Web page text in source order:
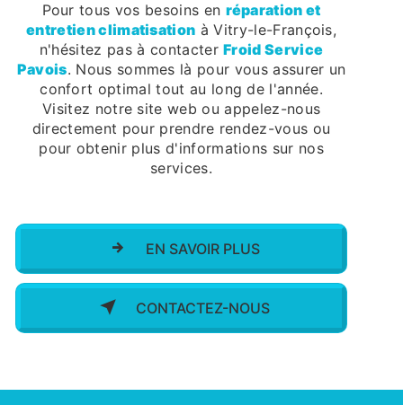
Pour tous vos besoins en réparation et
entretien climatisation à Vitry-le-François,
n'hésitez pas à contacterFroid Service
Pavois. Nous sommes là pour vous assurer un
confort optimal tout au long de l'année.
Visitez notre site web ou appelez-nous
directement pour prendre rendez-vous ou
pour obtenir plus d'informations sur nos
services.
EN SAVOIR PLUS
CONTACTEZ-NOUS